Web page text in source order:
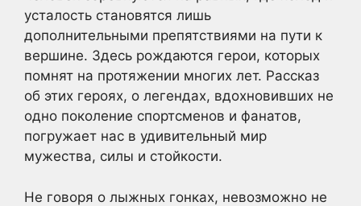
усталость становятся лишь
дополнительными препятствиями на пути к
вершине. Здесь рождаются герои, которых
помнят на протяжении многих лет. Рассказ
об этих героях, о легендах, вдохновивших не
одно поколение спортсменов и фанатов,
погружает нас в удивительный мир
мужества, силы и стойкости.
Не говоря о лыжных гонках, невозможно не